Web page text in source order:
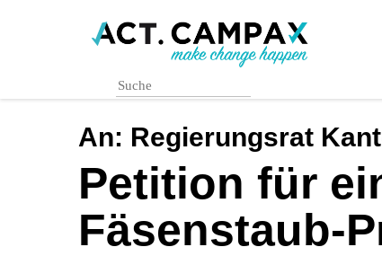
An: Regierungsrat
Petition für
Fäsenstaub-